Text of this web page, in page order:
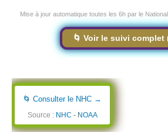
Mise à jour automatique toutes les 6h par le
🌀 Voir le suivi complet
🌀 Consulter le NHC →
Source : NHC - NOAA